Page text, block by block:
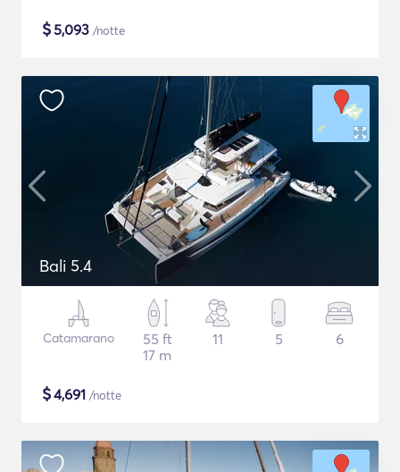
$5,093 /notte
Bali 5.4
Catamarano
55 ft
17 m
11 5 6
$4,691 /notte